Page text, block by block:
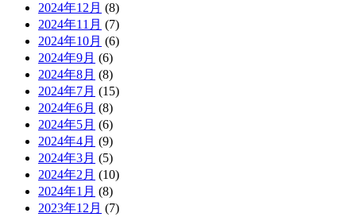
2024年12月 (8)
2024年11月 (7)
2024年10月 (6)
2024年9月 (6)
2024年8月 (8)
2024年7月 (15)
2024年6月 (8)
2024年5月 (6)
2024年4月 (9)
2024年3月 (5)
2024年2月 (10)
2024年1月 (8)
2023年12月 (7)